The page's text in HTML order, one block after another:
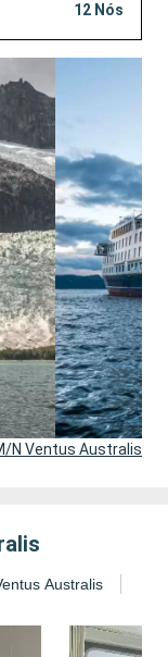
12 Nós
N Ventus Australis
Australis